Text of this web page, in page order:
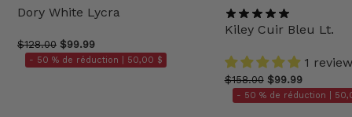
Dory White Lycra
$128.00 $99.99
- 50 % de réduction | 50,00 $
Kiley Cuir Bleu Lt.
1 review
$158.00 $99.99
- 50 % de réduction |